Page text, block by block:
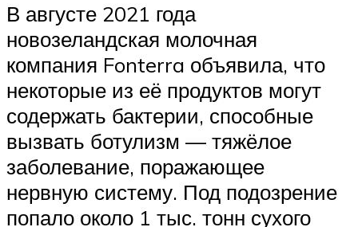
В августе 2021 года
новозеландская молочная
компания Fonterra объявила, что
некоторые из её продуктов могут
содержать бактерии, способные
вызвать ботулизм — тяжёлое
заболевание, поражающее
нервную систему. Под подозрение
попало около 1 тыс. тонн сухого